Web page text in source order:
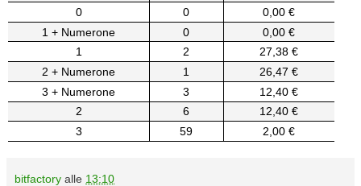
0
0
0,00 €
1 + Numerone
0
0,00 €
1
2
27,38 €
2 + Numerone
1
26,47 €
3 + Numerone
3
12,40 €
2
6
12,40 €
3
59 2,00 €
bitfactory alle 13:10